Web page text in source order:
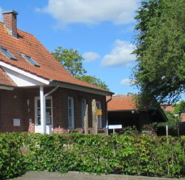
Narkose
Pferde
Geflügel, Tauben, Hühner